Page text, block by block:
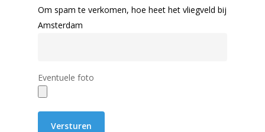
Om spam te verkomen, hoe heet het vliegveld bij
Amsterdam
Eventuele foto